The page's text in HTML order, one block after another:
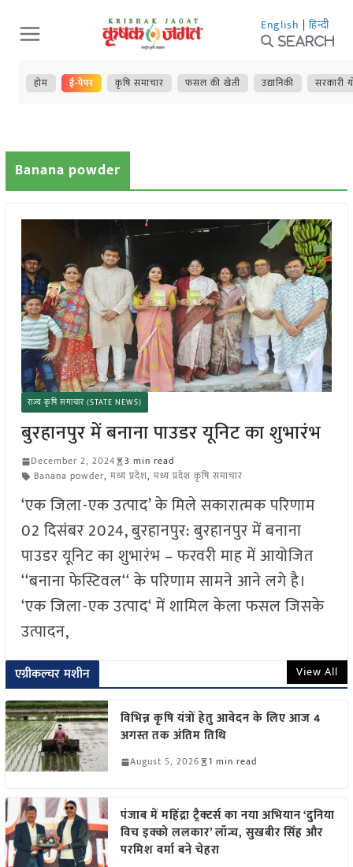
Skip
to
content
English | हिन्दी
Search
होम ई-पेपर कृषि समाचार फसल की खेती उद्यानिकी सरकारी
Banana powder
राज्य कृषि समाचार (STATE NEWS)
बुरहानपुर में बनाना पाउडर यूनिट का शुभारंभ
December 2, 2024
3 min read
Banana powder, मध्य प्रदेश, मध्य प्रदेश कृषि समाचार
‘एक जिला-एक उत्पाद’ के मिले सकारात्मक परिणाम
02 दिसंबर 2024, बुरहानपुर: बुरहानपुर में बनाना
पाउडर यूनिट का शुभारंभ – फरवरी माह में आयोजित
‘‘बनाना फेस्टिवल‘‘ के परिणाम सामने आने लगे है।
‘एक जिला-एक उत्पाद‘ में शामिल केला फसल जिसके
उत्पादन,
एग्रीकल्चर मशीन View All
विभिन्न कृषि यंत्रों हेतु आवेदन के लिए आज 4
अगस्त तक अंतिम तिथि
August 5, 2026 1 min read
पंजाब में महिंद्रा ट्रैक्टर्स का नया अभियान ‘दुनिया
विच इक्को ललकार’ लॉन्च, सुखबीर सिंह और
परमिश वर्मा बने चेहरा